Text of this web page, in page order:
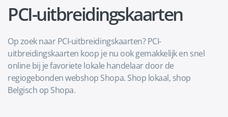
PCI-uitbreidingskaarten
Op zoek naar PCI-uitbreidingskaarten? PCI-
uitbreidingskaarten koop je nu ook gemakkelijk en snel
online bij je favoriete lokale handelaar door de
regiogebonden webshop Shopa. Shop lokaal, shop
Belgisch op Shopa.